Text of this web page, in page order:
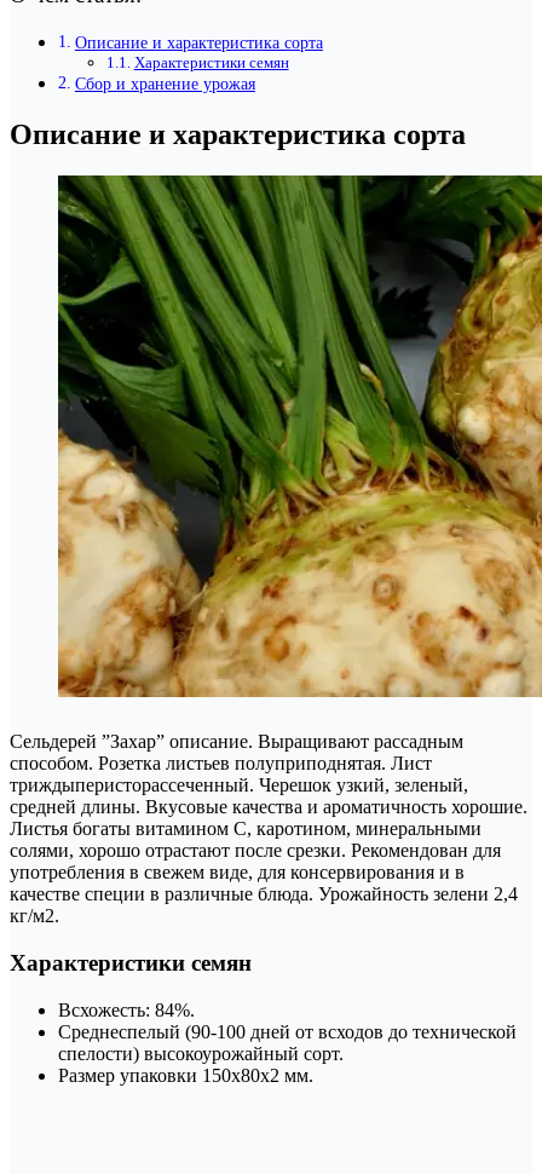
Описание и характеристика сорта
Характеристики семян
Сбор и хранение урожая
Описание и характеристика сорта
Сельдерей ”Захар” описание. Выращивают рассадным
способом. Розетка листьев полуприподнятая. Лист
триждыперисторассеченный. Черешок узкий, зеленый,
средней длины. Вкусовые качества и ароматичность хорошие.
Листья богаты витамином С, каротином, минеральными
солями, хорошо отрастают после срезки. Рекомендован для
употребления в свежем виде, для консервирования и в
качестве специи в различные блюда. Урожайность зелени 2,4
кг/м2.
Характеристики семян
Всхожесть: 84%.
Среднеспелый (90-100 дней от всходов до технической
спелости) высокоурожайный сорт.
Размер упаковки 150x80x2 мм.